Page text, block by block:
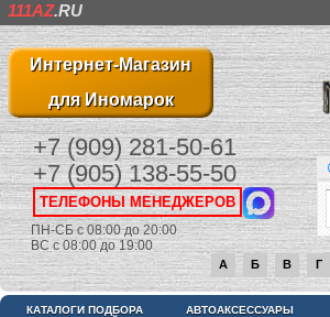
111AZ.RU
Интернет-Магазин
для Иномарок
+7 (909) 281-50-61
+7 (905) 138-55-50
ТЕЛЕФОНЫ МЕНЕДЖЕРОВ
ПН-СБ с 08:00 до 20:00
ВС с 08:00 до 19:00
А Б В Г
КАТАЛОГИ ПОДБОРА
АВТОАКСЕССУАРЫ